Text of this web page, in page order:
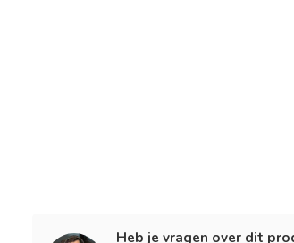
Heb je vragen over dit